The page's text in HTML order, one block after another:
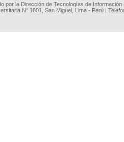
por la Dirección de Tecnologías de
N° 1801, San Miguel, Lima - Perú |